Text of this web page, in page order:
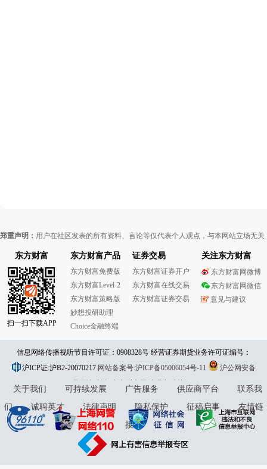
郑重声明： 用户在社区发表的所有资料、言论等仅代表个人观点，与本网站立场无
东方财富
扫一扫下载APP
东方财富产品
东方财富免费版
东方财富Level-2
东方财富策略版
妙想投研助理
Choice金融终端
证券交易
东方财富证券开户
东方财富在线交易
东方财富证券交易
关注东方财富
东方财富网微博
东方财富网微信
意见与建议
信息网络传播视听节目许可证：0908328号 经营证券期货业务许可证编号：
913101046312860336 违法和不良信息举报:021-61278686 举报邮箱：
jubao@eastmoney.com
沪ICP证:沪B2-20070217 网站备案号:沪ICP备05006054号-11
沪公网安备
31010402000120号版权所有:东方财富网意见与建议:4000300059/952500
关于我们 可持续发展 广告服务 供应商平台
联系我
们
诚聘英才 法律声明 隐私保护 征稿启事
友情链
接